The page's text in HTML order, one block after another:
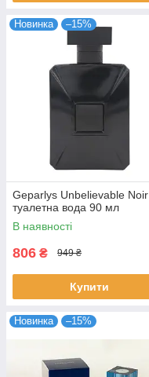
Новинка –15%
Geparlys Unbelievable Noir
туалетна вода 90 мл
В наявності
806 ₴ 949 ₴
Купити
Новинка –15%